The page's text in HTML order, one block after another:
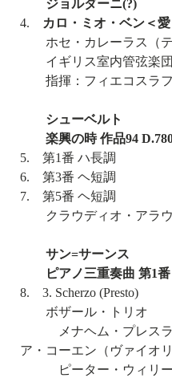
ジョルダーニ(?)
4.
カロ・ミオ・ベン＜
ホセ・カレーラス（テ
イギリス室内管弦楽団
指揮：フィエコスラフ
シューベルト
楽興の時 作品94
5. 第1番 ハ長調
6. 第3番 ヘ短調
7. 第5番 ヘ短調
クラウディオ・アラウ
サン=サーンス
ピアノ三重奏曲 第1番
8. 3. Scherzo (Presto)
ボザール・トリオ
メナヘム・プレスラ
ア・コーエン（ヴァイオリ
ピーター・ウィリー